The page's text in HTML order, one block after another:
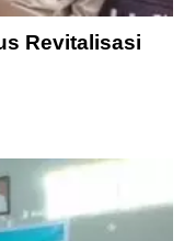
Revitalisasi